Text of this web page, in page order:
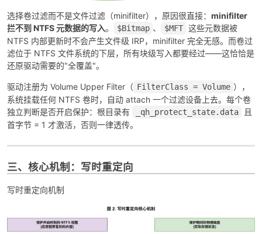
选择卷过滤而不是文件过滤（minifilter），原因很直接： minifilter
拦不到 NTFS 元数据的写入。 $Bitmap 、 $MFT 这些元数据被
NTFS 内部更新时不会产生文件级 IRP，minifilter 完全无感。而卷过
滤位于 NTFS 文件系统的下层，所有块级写入都要经过——这恰恰是
还原驱动需要的"全覆盖"。
驱动注册为 Volume Upper Filter（ FilterClass = Volume ），
系统挂载任何 NTFS 卷时，自动 attach 一个过滤设备上去。每个卷
独立判断是否开启保护：根目录有
_qh_protect_state.data
且
首字节 = 1 才激活，否则一律透传。
三、核心机制：写时重定向
写时重定向机制